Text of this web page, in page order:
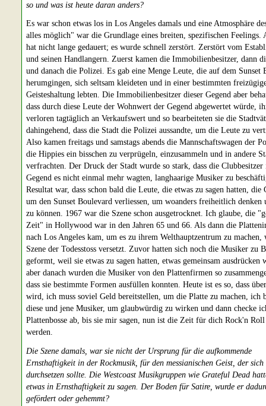
so und was ist heute daran anders?
Es war schon etwas los in Los Angeles damals und eine Atmosphäre
alles möglich" war die Grundlage eines breiten, spezifischen Feelings.
hat nicht lange gedauert; es wurde schnell zerstört. Zerstört vom
und seinen Handlangern. Zuerst kamen die Immobilienbesitzer, dann
und danach die Polizei. Es gab eine Menge Leute, die auf dem Sunset
herumgingen, sich seltsam kleideten und in einer bestimmten
Geisteshaltung lebten. Die Immobilienbesitzer dieser Gegend aber
dass durch diese Leute der Wohnwert der Gegend abgewertet würde,
verloren tagtäglich an Verkaufswert und so bearbeiteten sie die
dahingehend, dass die Stadt die Polizei aussandte, um die Leute zu
Also kamen freitags und samstags abends die Mannschaftswagen der
die Hippies ein bisschen zu verprügeln, einzusammeln und in andere
verfrachten. Der Druck der Stadt wurde so stark, dass die Clubbesitzer
Gegend es nicht einmal mehr wagten, langhaarige Musiker zu
Resultat war, dass schon bald die Leute, die etwas zu sagen hatten, die
um den Sunset Boulevard verliessen, um woanders freiheitlich denken
zu können. 1967 war die Szene schon ausgetrocknet. Ich glaube, die
Zeit" in Hollywood war in den Jahren 65 und 66. Als dann die
nach Los Angeles kam, um es zu ihrem Welthauptzentrum zu machen,
Szene der Todesstoss versetzt. Zuvor hatten sich noch die Musiker zu
geformt, weil sie etwas zu sagen hatten, etwas gemeinsam ausdrücken
aber danach wurden die Musiker von den Plattenfirmen so
dass sie bestimmte Formen ausfüllen konnten. Heute ist es so, dass
wird, ich muss soviel Geld bereitstellen, um die Platte zu machen, ich
diese und jene Musiker, um glaubwürdig zu wirken und dann checke
Plattenbosse ab, bis sie mir sagen, nun ist die Zeit für dich Rock'n
werden.
Die Szene damals, war sie nicht der Ursprung für die aufkommende
Ernsthaftigkeit in der Rockmusik, für den messianischen Geist, der
durchsetzen sollte. Die Westcoast Musikgruppen wie Grateful Dead
etwas in Ernsthaftigkeit zu sagen. Der Boden für Satire, wurde er
gefördert oder gehemmt?